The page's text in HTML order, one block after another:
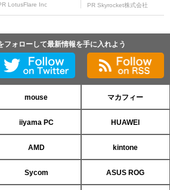
LotusFlare Inc PR Skyrocket株式会社
フォローして最新情報を手に入れよう
mouse マカフィー
iiyama PC HUAWEI
AMD kintone
Sycom ASUS ROG